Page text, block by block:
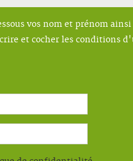
vos nom et prénom ainsi
et cocher les conditions